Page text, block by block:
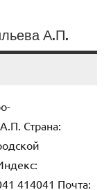
А.П.
Страна:
414041 Почта: